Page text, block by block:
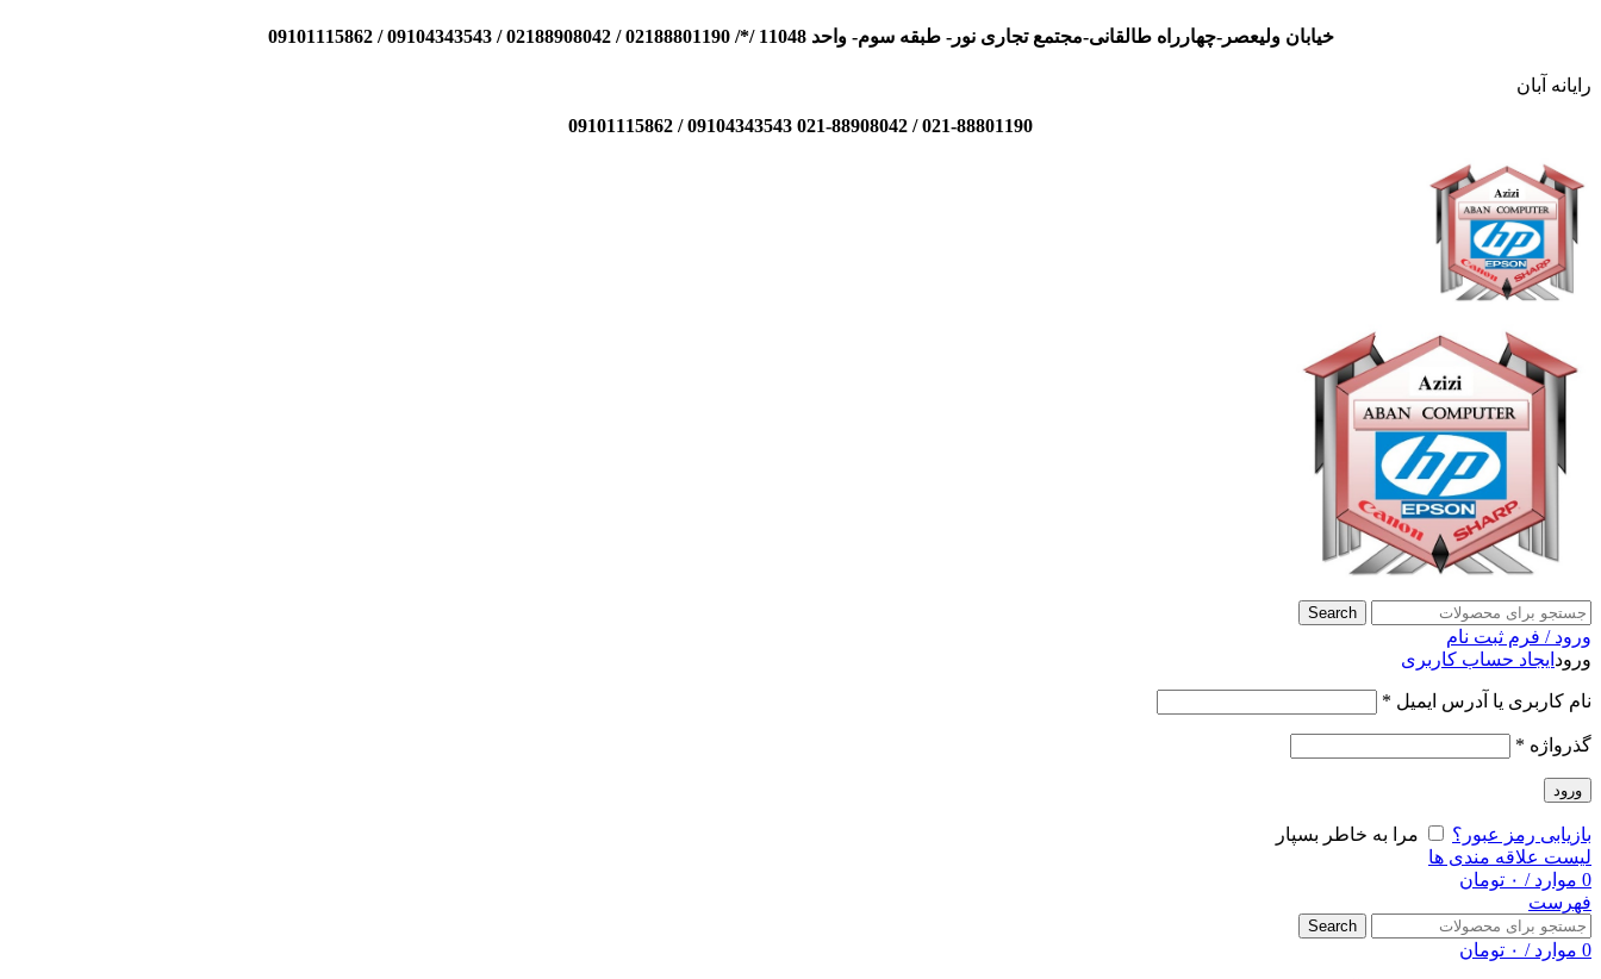
خیابان ولیعصر-چهارراه طالقانی-مجتمع تجاری نور- طبقه سوم- واحد 11048 /*/ 02188801190 / 02188908042 / 09104343543 / 09101115862
رایانه آبان
021-88801190 / 021-88908042 09104343543 / 09101115862
Search
ورود / فرم ثبت نام
ورود ایجاد حساب کاربری
نام کاربری یا آدرس ایمیل *
گذرواژه *
ورود
بازیابی رمز عبور؟
مرا به خاطر بسپار
لیست علاقه مندی ها
0 موارد / ۰ تومان
فهرست
Search
0 موارد / ۰ تومان